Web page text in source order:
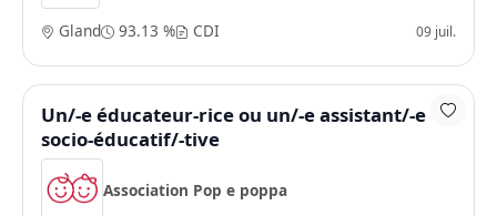
Gland
93.13 % CDI 09 juil.
Un/-e éducateur-rice ou un/-e assistant/-e
socio-éducatif/-tive
Association Pop e poppa